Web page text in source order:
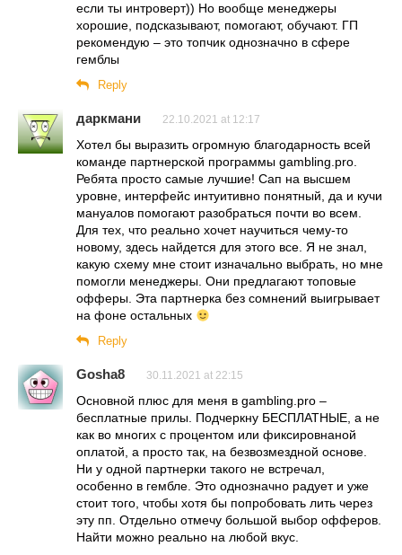
если ты интроверт)) Но вообще менеджеры
хорошие, подсказывают, помогают, обучают. ГП
рекомендую – это топчик однозначно в сфере
гемблы
Reply
даркмани 22.10.2021 at 12:17
Хотел бы выразить огромную благодарность всей
команде партнерской программы gambling.pro.
Ребята просто самые лучшие! Сап на высшем
уровне, интерфейс интуитивно понятный, да и кучи
мануалов помогают разобраться почти во всем.
Для тех, что реально хочет научиться чему-то
новому, здесь найдется для этого все. Я не знал,
какую схему мне стоит изначально выбрать, но мне
помогли менеджеры. Они предлагают топовые
офферы. Эта партнерка без сомнений выигрывает
на фоне остальных
Reply
Gosha8 30.11.2021 at 22:15
Основной плюс для меня в gambling.pro –
бесплатные прилы. Подчеркну БЕСПЛАТНЫЕ, а не
как во многих с процентом или фиксировнаной
оплатой, а просто так, на безвозмездной основе.
Ни у одной партнерки такого не встречал,
особенно в гембле. Это однозначно радует и уже
стоит того, чтобы хотя бы попробовать лить через
эту пп. Отдельно отмечу большой выбор офферов.
Найти можно реально на любой вкус.